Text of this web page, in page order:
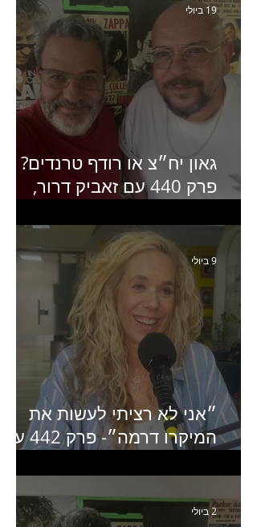
גאון יח״צ או רודף טרנדים?
פרק 440 עם זאביק דרור,
ותקשורת
19 ביולי
״אני לא רציתי לעשות את
המיקרו דרמה״- פרק 442 עם
של יד2
9 ביולי
2 ביולי